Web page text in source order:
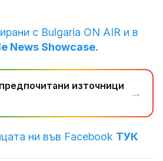
с Bulgaria ON AIR и в
News Showcase.
източници
→
ни във Facebook ТУК